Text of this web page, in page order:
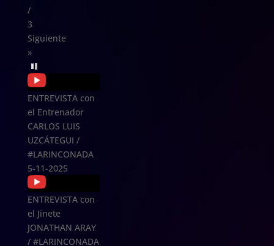
/
3
Siguiente
»
ENTREVISTA con
el Entrenador
CARLOS LUIS
UZCÁTEGUI /
#LARINCONADA
5-11-2025
ENTREVISTA con
el Jinete
JONATHAN ARAY
/ #LARINCONADA